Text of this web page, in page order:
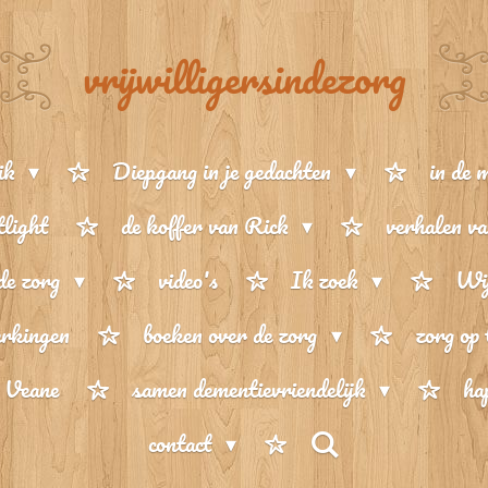
vrijwilligersindezorg
Diepgang in je gedachten in de
de koffer van Rick
verhalen
zorg
video's Ik zoek
boeken over de zorg
zorg
samen dementievriendelijk
contact